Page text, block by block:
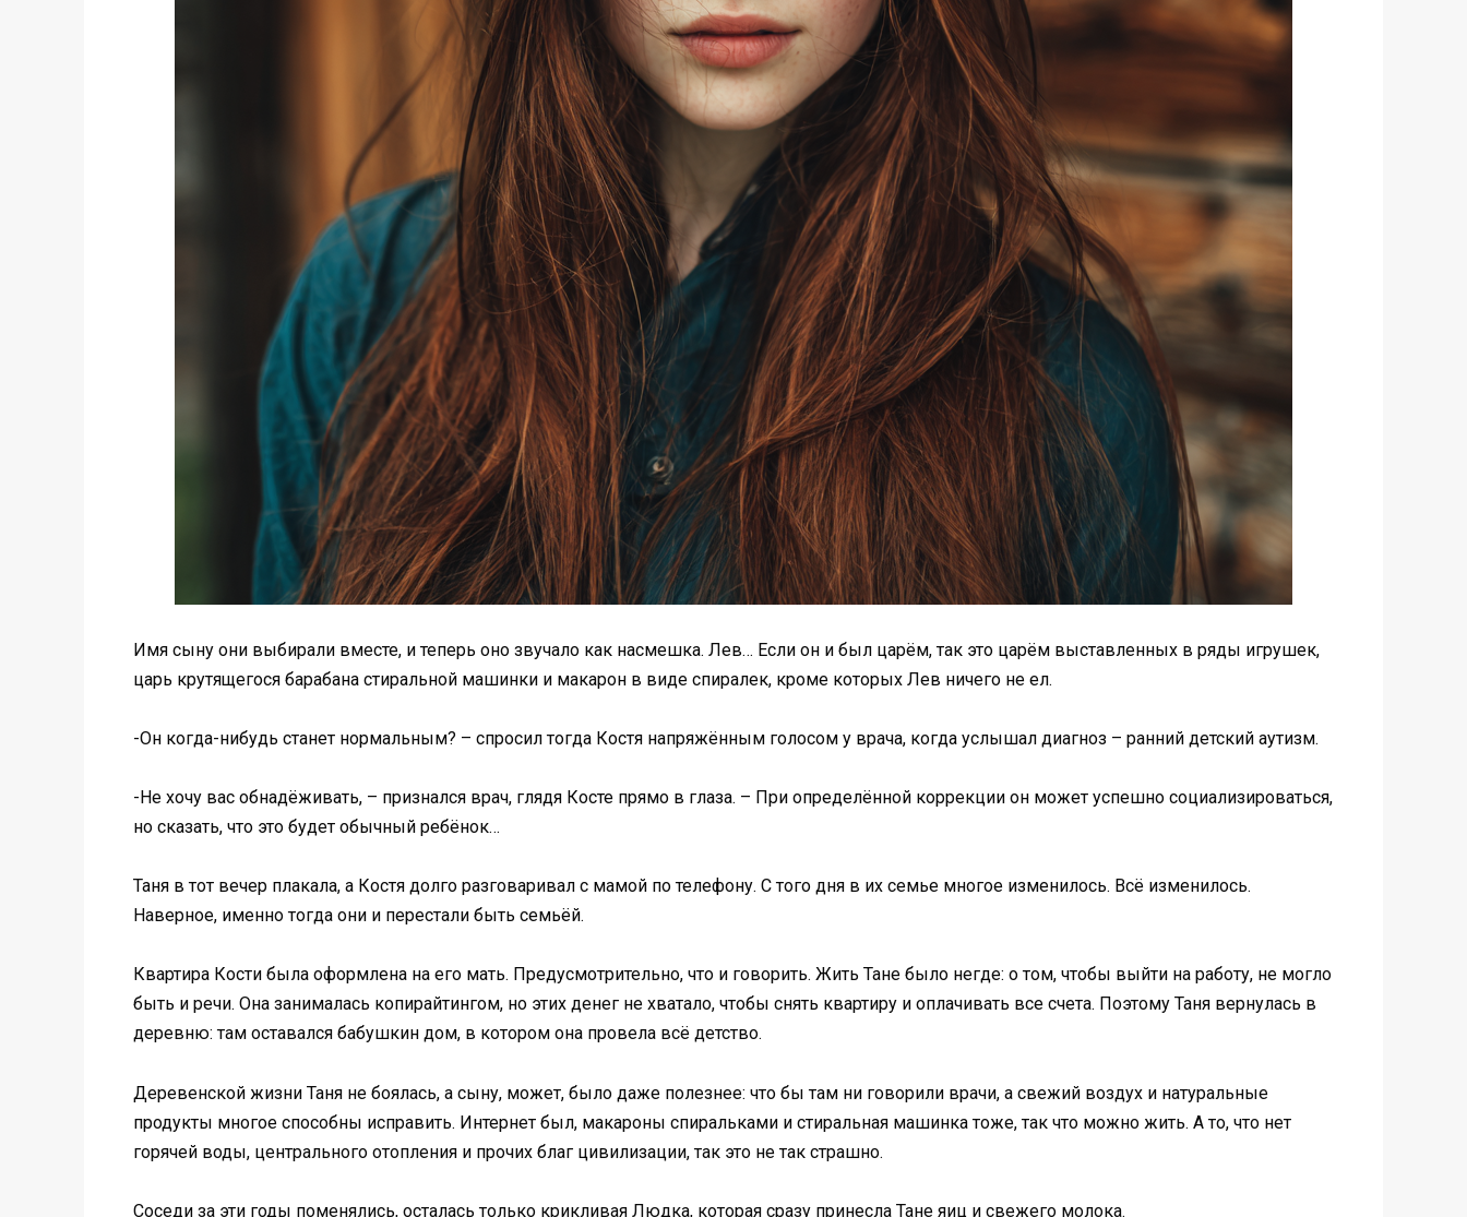
Имя сыну они выбирали вместе, и теперь оно звучало как насмешка. Лев… Если он и был царём, так это царём выставленных в ряды игрушек,
царь крутящегося барабана стиральной машинки и макарон в виде спиралек, кроме которых Лев ничего не ел.
-Он когда-нибудь станет нормальным? – спросил тогда Костя напряжённым голосом у врача, когда услышал диагноз – ранний детский аутизм.
-Не хочу вас обнадёживать, – признался врач, глядя Косте прямо в глаза. – При определённой коррекции он может успешно социализироваться,
но сказать, что это будет обычный ребёнок…
Таня в тот вечер плакала, а Костя долго разговаривал с мамой по телефону. С того дня в их семье многое изменилось. Всё изменилось.
Наверное, именно тогда они и перестали быть семьёй.
Квартира Кости была оформлена на его мать. Предусмотрительно, что и говорить. Жить Тане было негде: о том, чтобы выйти на работу, не могло
быть и речи. Она занималась копирайтингом, но этих денег не хватало, чтобы снять квартиру и оплачивать все счета. Поэтому Таня вернулась в
деревню: там оставался бабушкин дом, в котором она провела всё детство.
Деревенской жизни Таня не боялась, а сыну, может, было даже полезнее: что бы там ни говорили врачи, а свежий воздух и натуральные
продукты многое способны исправить. Интернет был, макароны спиральками и стиральная машинка тоже, так что можно жить. А то, что нет
горячей воды, центрального отопления и прочих благ цивилизации, так это не так страшно.
Соседи за эти годы поменялись, осталась только крикливая Людка, которая сразу принесла Тане яиц и свежего молока.